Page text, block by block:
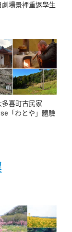
場景裡重返學生
多喜町古民家
「わとや」體驗